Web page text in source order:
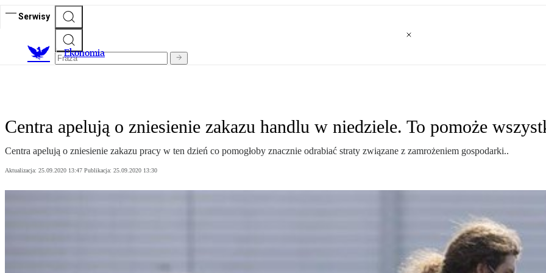
Serwisy
Ekonomia
Centra apelują o zniesienie zakazu handlu w niedziele. To pomoże
Centra apelują o zniesienie zakazu pracy w ten dzień co pomogłoby znacznie odrabiać straty związane z zamrożeniem gospodarki..
Aktualizacja: 25.09.2020 13:47 Publikacja: 25.09.2020 13:30